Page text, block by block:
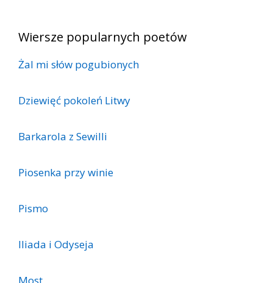
Wiersze popularnych poetów
Żal mi słów pogubionych
Dziewięć pokoleń Litwy
Barkarola z Sewilli
Piosenka przy winie
Pismo
Iliada i Odyseja
Most